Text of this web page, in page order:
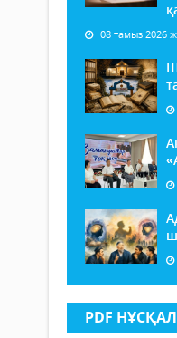
08 тамыз 2026 ж.
PDF